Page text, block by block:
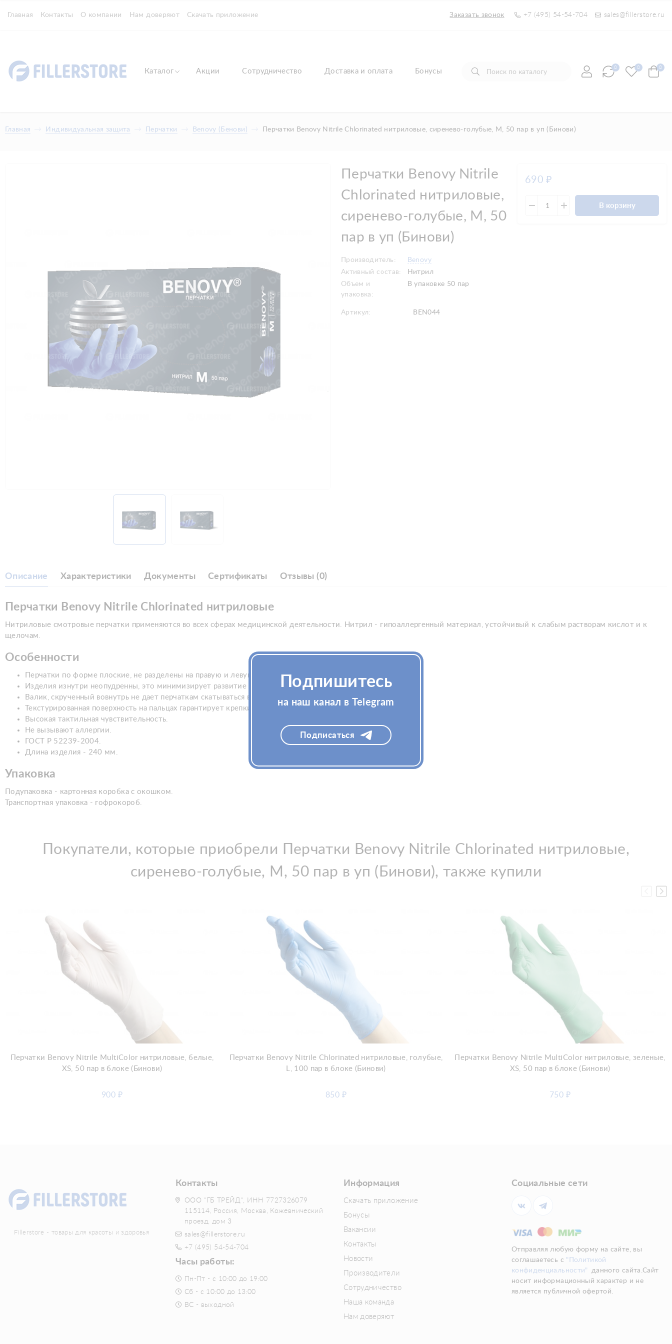
Главная Контакты О компании Нам доверяют Скачать приложение Заказать звонок +7 (495) 54-54-704 sales@fillerstore.ru
Каталог Акции Сотрудничество Доставка и оплата Бонусы 0 0 0
Главная Индивидуальная защита Перчатки Benovy (Бенови) Перчатки Benovy Nitrile Chlorinated нитриловые, сиренево-голубые, M, 50 пар в уп (Бинови)
Перчатки Benovy Nitrile
Chlorinated нитриловые,
сиренево-голубые, M, 50
пар в уп (Бинови)
Производитель:
Benovy
Активный состав:
Нитрил
Объем и
упаковка:
В упаковке 50 пар
Артикул: BEN044
690₽
В корзину
Описание Характеристики Документы Сертификаты Отзывы (0)
Перчатки Benovy Nitrile Chlorinated нитриловые
Нитриловые смотровые перчатки применяются во всех сферах медицинской деятельности. Нитрил - гипоаллергенный материал, устойчивый к слабым растворам кислот и к
щелочам.
Особенности
Перчатки по форме плоские, не разделены на правую и левую руку.
Изделия изнутри неопудренны, это минимизирует развитие дерматита.
Валик, скрученный вовнутрь не дает перчаткам скатываться во время работы.
Текстурированная поверхность на пальцах гарантирует крепкий захват инструментов.
Высокая тактильная чувствительность.
Не вызывают аллергии.
ГОСТ Р 52239-2004.
Длина изделия - 240 мм.
Упаковка
Подупаковка - картонная коробка с окошком.
Транспортная упаковка - гофрокороб.
Покупатели, которые приобрели Перчатки Benovy Nitrile Chlorinated нитриловые,
сиренево-голубые, M, 50 пар в уп (Бинови), также купили
Добавить в корзину
Перчатки Benovy Nitrile MultiColor нитриловые, белые,
XS, 50 пар в блоке (Бинови)
900 ₽
Добавить в корзину
Перчатки Benovy Nitrile Chlorinated нитриловые, голубые,
L, 100 пар в блоке (Бинови)
850 ₽
Добавить в корзину
Перчатки Benovy Nitrile MultiColor нитриловые, зеленые,
XS, 50 пар в блоке (Бинови)
750 ₽
Fillerstore - товары для красоты и здоровья
Контакты
ООО "ГБ ТРЕЙД", ИНН 7727326079
115114, Россия, Москва, Кожевнический
проезд, дом 3
sales@fillerstore.ru
+7 (495) 54-54-704
Часы работы:
Пн-Пт - с 10:00 до 19:00
Сб - с 10:00 до 13:00
ВС - выходной
Информация
Скачать приложение
Бонусы
Вакансии
Контакты
Новости
Производители
Сотрудничество
Наша команда
Нам доверяют
Социальные сети
Отправляя любую форму на сайте, вы
соглашаетесь с "Политикой
конфиденциальности"
данного сайта.Сайт
носит информационный характер и не
является публичной офертой.
Подпишитесь
на наш канал в Telegram
Подписаться